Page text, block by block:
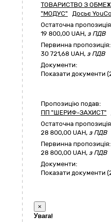
ТОВАРИСТВО З
"МОДУС" Досьє
Остаточна
19 800,00 UAH, з ПДВ
Первинна пропозиція:
30 721,68 UAH, з ПДВ
Документи:
Показати документи
Пропозицію подав:
ПП "ШЕРИФ-ЗАХИСТ"
Остаточна
28 800,00 UAH, з ПДВ
Первинна пропозиція:
28 800,00 UAH, з ПДВ
Документи:
Показати документи
×
Увага!